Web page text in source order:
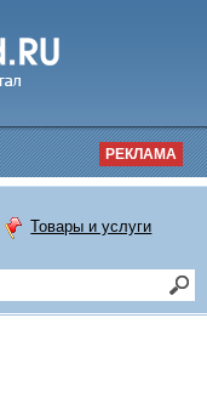
РЕКЛАМА
Товары и услуги